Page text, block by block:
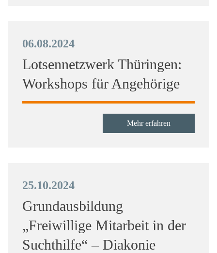
06.08.2024
Lotsennetzwerk Thüringen:
Workshops für Angehörige
Mehr erfahren
25.10.2024
Grundausbildung
„Freiwillige Mitarbeit in der
Suchthilfe“ – Diakonie